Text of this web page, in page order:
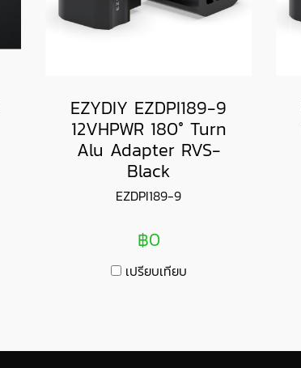
EZYDIY EZDPI189-9
12VHPWR 180° Turn
Alu Adapter RVS-
Black
EZDPI189-9
฿0
เปรียบเทียบ